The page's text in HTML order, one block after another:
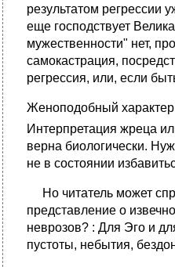
результатом регрессии
еще господствует
мужественности" нет,
самокастрация,
регрессия, или, если
Женоподобный
Интерпретация жреца
верна биологически.
не в состоянии
Но читатель может
представление о
неврозов? : Для Эго и
пустоты, небытия,